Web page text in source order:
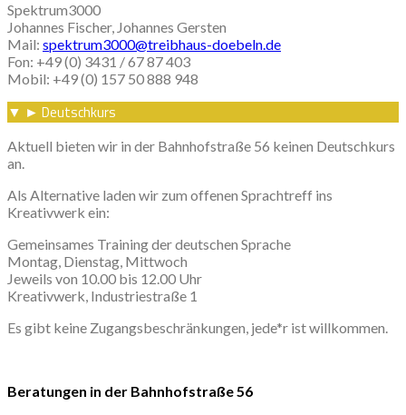
Spektrum3000
Johannes Fischer, Johannes Gersten
Mail: spektrum3000@treibhaus-doebeln.de
Fon: +49 (0) 3431 / 67 87 403
Mobil: +49 (0) 157 50 888 948
▼ ► Deutschkurs
Aktuell bieten wir in der Bahnhofstraße 56 keinen Deutschkurs
an.
Als Alternative laden wir zum offenen Sprachtreff ins
Kreativwerk ein:
Gemeinsames Training der deutschen Sprache
Montag, Dienstag, Mittwoch
Jeweils von 10.00 bis 12.00 Uhr
Kreativwerk, Industriestraße 1
Es gibt keine Zugangsbeschränkungen, jede*r ist willkommen.
Beratungen in der Bahnhofstraße 56